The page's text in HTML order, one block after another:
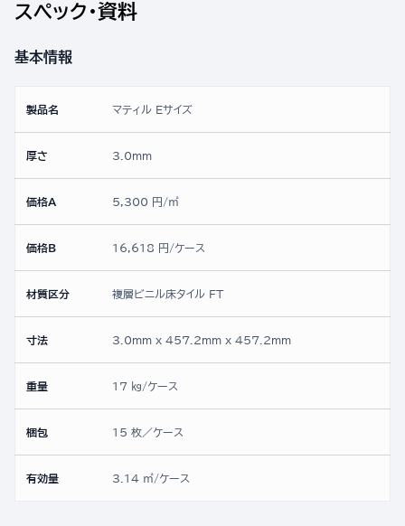
スペック・資料
基本情報
製品名 マティル Eサイズ
厚さ 3.0mm
価格A 5,300 円/㎡
価格B 16,618 円/ケース
材質区分 複層ビニル床タイル FT
寸法 3.0mm x 457.2mm x 457.2mm
重量 17 ㎏/ケース
梱包 15 枚／ケース
有効量 3.14 ㎡/ケース